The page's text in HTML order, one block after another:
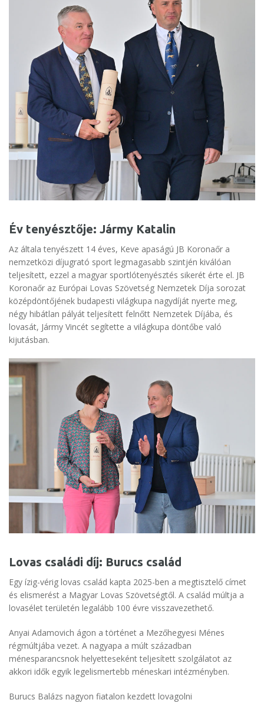
Év tenyésztője: Jármy Katalin
Az általa tenyészett 14 éves, Keve apaságú JB Koronaőr a
nemzetközi díjugrató sport legmagasabb szintjén kiválóan
teljesített, ezzel a magyar sportlótenyésztés sikerét érte el. JB
Koronaőr az Európai Lovas Szövetség Nemzetek Díja sorozat
középdöntőjének budapesti világkupa nagydíját nyerte meg,
négy hibátlan pályát teljesített felnőtt Nemzetek Díjába, és
lovasát, Jármy Vincét segítette a világkupa döntőbe való
kijutásban.
Lovas családi díj: Burucs család
Egy ízig-vérig lovas család kapta 2025-ben a megtisztelő címet
és elismerést a Magyar Lovas Szövetségtől. A család múltja a
lovasélet területén legalább 100 évre visszavezethető.
Anyai Adamovich ágon a történet a Mezőhegyesi Ménes
régmúltjába vezet. A nagyapa a múlt században
ménesparancsnok helyetteseként teljesített szolgálatot az
akkori idők egyik legelismertebb méneskari intézményben.
Burucs Balázs nagyon fiatalon kezdett lovagolni